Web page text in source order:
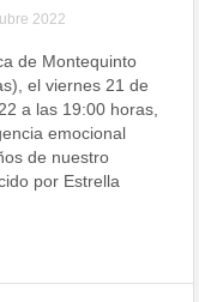
2022
de Montequinto
el viernes 21 de
a las 19:00 horas,
emocional
de nuestro
por Estrella